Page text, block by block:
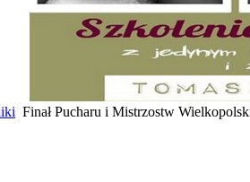
Finał Pucharu i Mistrzostw